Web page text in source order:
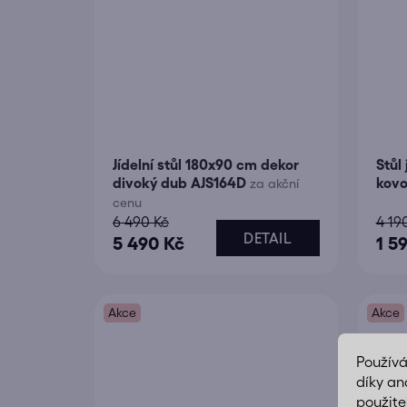
díky
Jídelní stůl 180x90 cm dekor
divoký dub AJS164D za akční
cenu
5 490 Kč
6 490 Kč
DETAIL
Stůl
1
4
Akce Akce